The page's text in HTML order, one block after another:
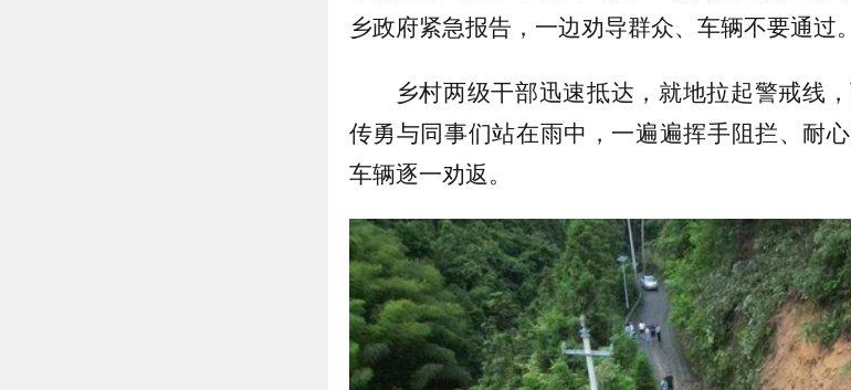
乡政府紧急报告，一边劝导群众、车辆不要通过。
乡村两级干部迅速抵达，就地拉起警戒线
传勇与同事们站在雨中，一遍遍挥手阻拦、耐
车辆逐一劝返。